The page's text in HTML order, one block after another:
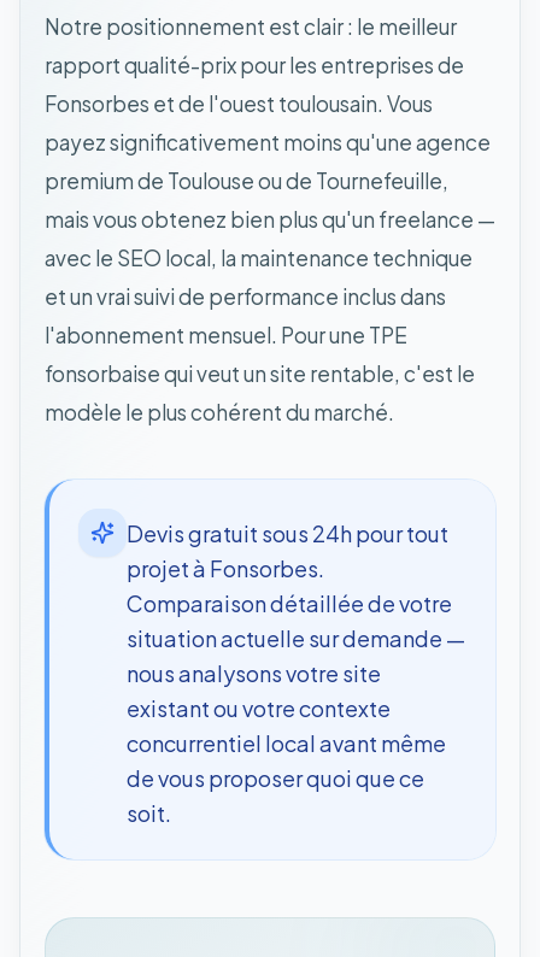
Notre positionnement est clair : le meilleur
rapport qualité-prix pour les entreprises de
Fonsorbes et de l'ouest toulousain. Vous
payez significativement moins qu'une agence
premium de Toulouse ou de Tournefeuille,
mais vous obtenez bien plus qu'un freelance —
avec le SEO local, la maintenance technique
et un vrai suivi de performance inclus dans
l'abonnement mensuel. Pour une TPE
fonsorbaise qui veut un site rentable, c'est le
modèle le plus cohérent du marché.
Devis gratuit sous 24h pour tout
projet à Fonsorbes.
Comparaison détaillée de votre
situation actuelle sur demande —
nous analysons votre site
existant ou votre contexte
concurrentiel local avant même
de vous proposer quoi que ce
soit.